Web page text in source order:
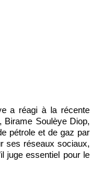
Birame Soulèye Diop,
pétrole et de gaz par
ses réseaux sociaux,
juge essentiel pour le